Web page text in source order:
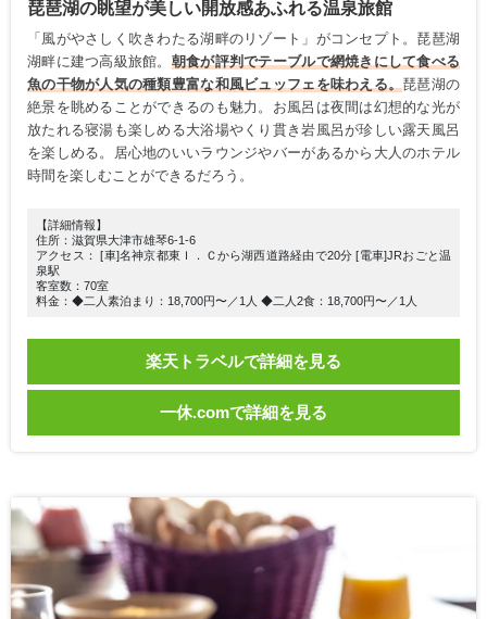
琵琶湖の眺望が美しい開放感あふれる温泉旅館
「風がやさしく吹きわたる湖畔のリゾート」がコンセプト。琵琶湖
湖畔に建つ高級旅館。 朝食が評判でテーブルで網焼きにして食べる
魚の干物が人気の種類豊富な和風ビュッフェを味わえる。 琵琶湖の
絶景を眺めることができるのも魅力。お風呂は夜間は幻想的な光が
放たれる寝湯も楽しめる大浴場やくり貫き岩風呂が珍しい露天風呂
を楽しめる。居心地のいいラウンジやバーがあるから大人のホテル
時間を楽しむことができるだろう。
【詳細情報】
住所：滋賀県大津市雄琴6-1-6
アクセス： [車]名神京都東Ｉ．Ｃから湖西道路経由で20分 [電車]JRおごと温
泉駅
客室数：70室
料金：◆二人素泊まり：18,700円〜／1人 ◆二人2食：18,700円〜／1人
楽天トラベルで詳細を見る
一休.comで詳細を見る